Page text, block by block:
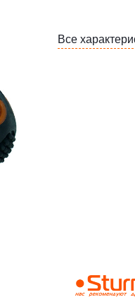
Все